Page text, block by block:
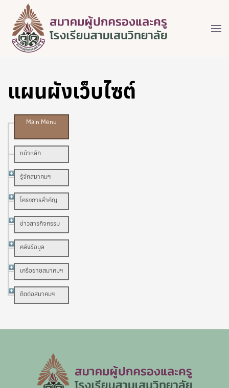
แผนผังเว็บไซต์
Main Menu
หน้าหลัก
รู้จักสมาคมฯ
โครงการสำคัญ
ข่าวสารกิจกรรม
คลังข้อมูล
เครือข่ายสมาคมฯ
ติดต่อสมาคมฯ